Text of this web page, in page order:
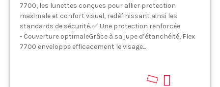
7700, les lunettes conçues pour allier protection
maximale et confort visuel, redéfinissant ainsi les
standards de sécurité. ✅ Une protection renforcée
- Couverture optimaleGrâce à sa jupe d’étanchéité, Flex
7700 enveloppe efficacement le visage...